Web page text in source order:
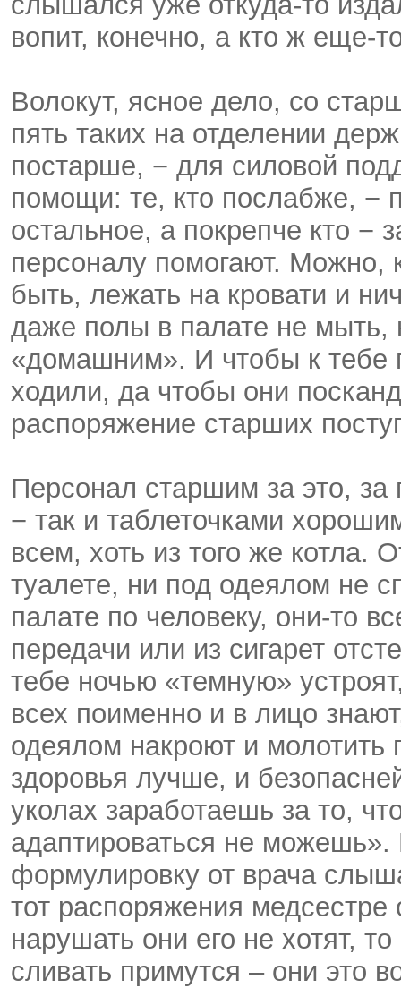
вопит, конечно, а кто ж еще-
Волокут, ясное дело, со
пять таких на отделении
постарше, − для силовой
помощи: те, кто послабже, −
остальное, а покрепче кто −
персоналу помогают. Можно,
быть, лежать на кровати и
даже полы в палате не мыть,
«домашним». И чтобы к тебе
ходили, да чтобы они
распоряжение старших
Персонал старшим за это,
− так и таблеточками
всем, хоть из того же котла.
туалете, ни под одеялом не
палате по человеку, они-то
передачи или из сигарет
тебе ночью «темную»
всех поименно и в лицо
одеялом накроют и
здоровья лучше, и
уколах заработаешь за то,
адаптироваться не
формулировку от врача
тот распоряжения
нарушать они его не хотят,
сливать примутся – они это